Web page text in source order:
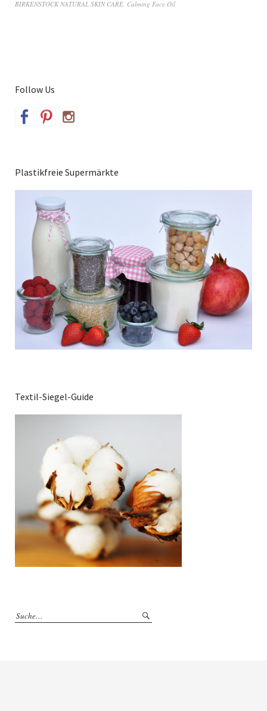
BIRKENSTOCK NATURAL SKIN CARE Calming Face Oil
Follow Us
Plastikfreie Supermärkte
Textil-Siegel-Guide